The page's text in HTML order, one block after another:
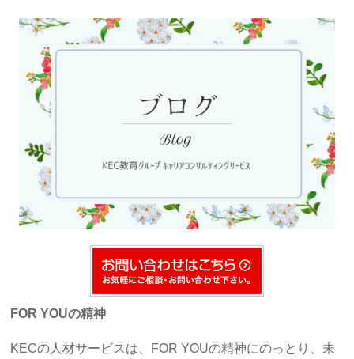
FOR YOUの精神
KECの人材サービスは、FOR YOUの精神にのっとり、未